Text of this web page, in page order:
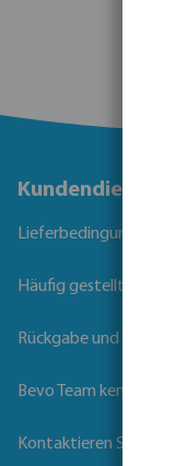
Kundendienst
Lieferbedingungen
Häufig gestellte Fragen
Rückgabe und Garantie
Bevo Team kennenlernen
Kontaktieren Sie uns